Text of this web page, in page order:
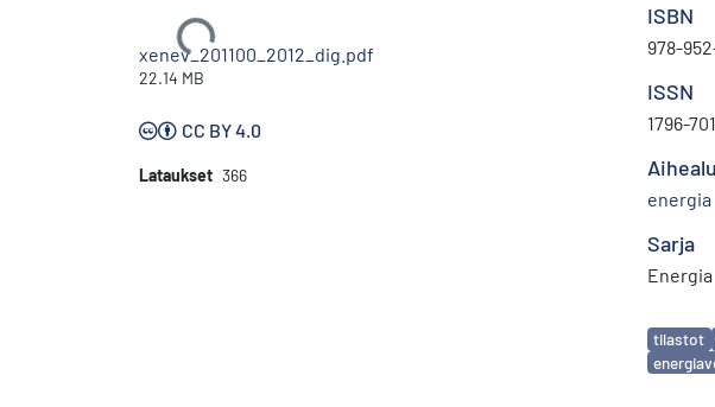
Ladataan...
xenev_201100_2012_dig.pdf
22.14 MB
CC BY 4.0
Lataukset 366
ISBN
978-
ISSN
1796-
energia
Sarja
Energia
tilastot